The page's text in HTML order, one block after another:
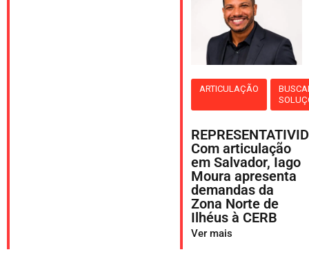
ARTICULAÇÃO
Com articulação
em Salvador, Iago
Moura apresenta
demandas da
Zona Norte de
Ilhéus à CERB
Ver mais